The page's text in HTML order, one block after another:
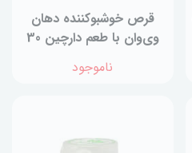
قرص خوشبو‌کننده دهان
وی‌وان با طعم دارچین 30
عددی
ناموجود